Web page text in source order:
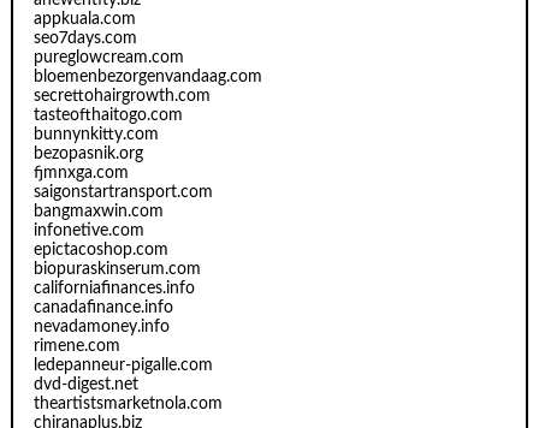
appkuala.com
seo7days.com
pureglowcream.com
bloemenbezorgenvandaag.com
secrettohairgrowth.com
tasteofthaitogo.com
bunnynkitty.com
bezopasnik.org
fjmnxga.com
saigonstartransport.com
bangmaxwin.com
infonetive.com
epictacoshop.com
biopuraskinserum.com
californiafinances.info
canadafinance.info
nevadamoney.info
rimene.com
ledepanneur-pigalle.com
dvd-digest.net
theartistsmarketnola.com
chiranaplus.biz